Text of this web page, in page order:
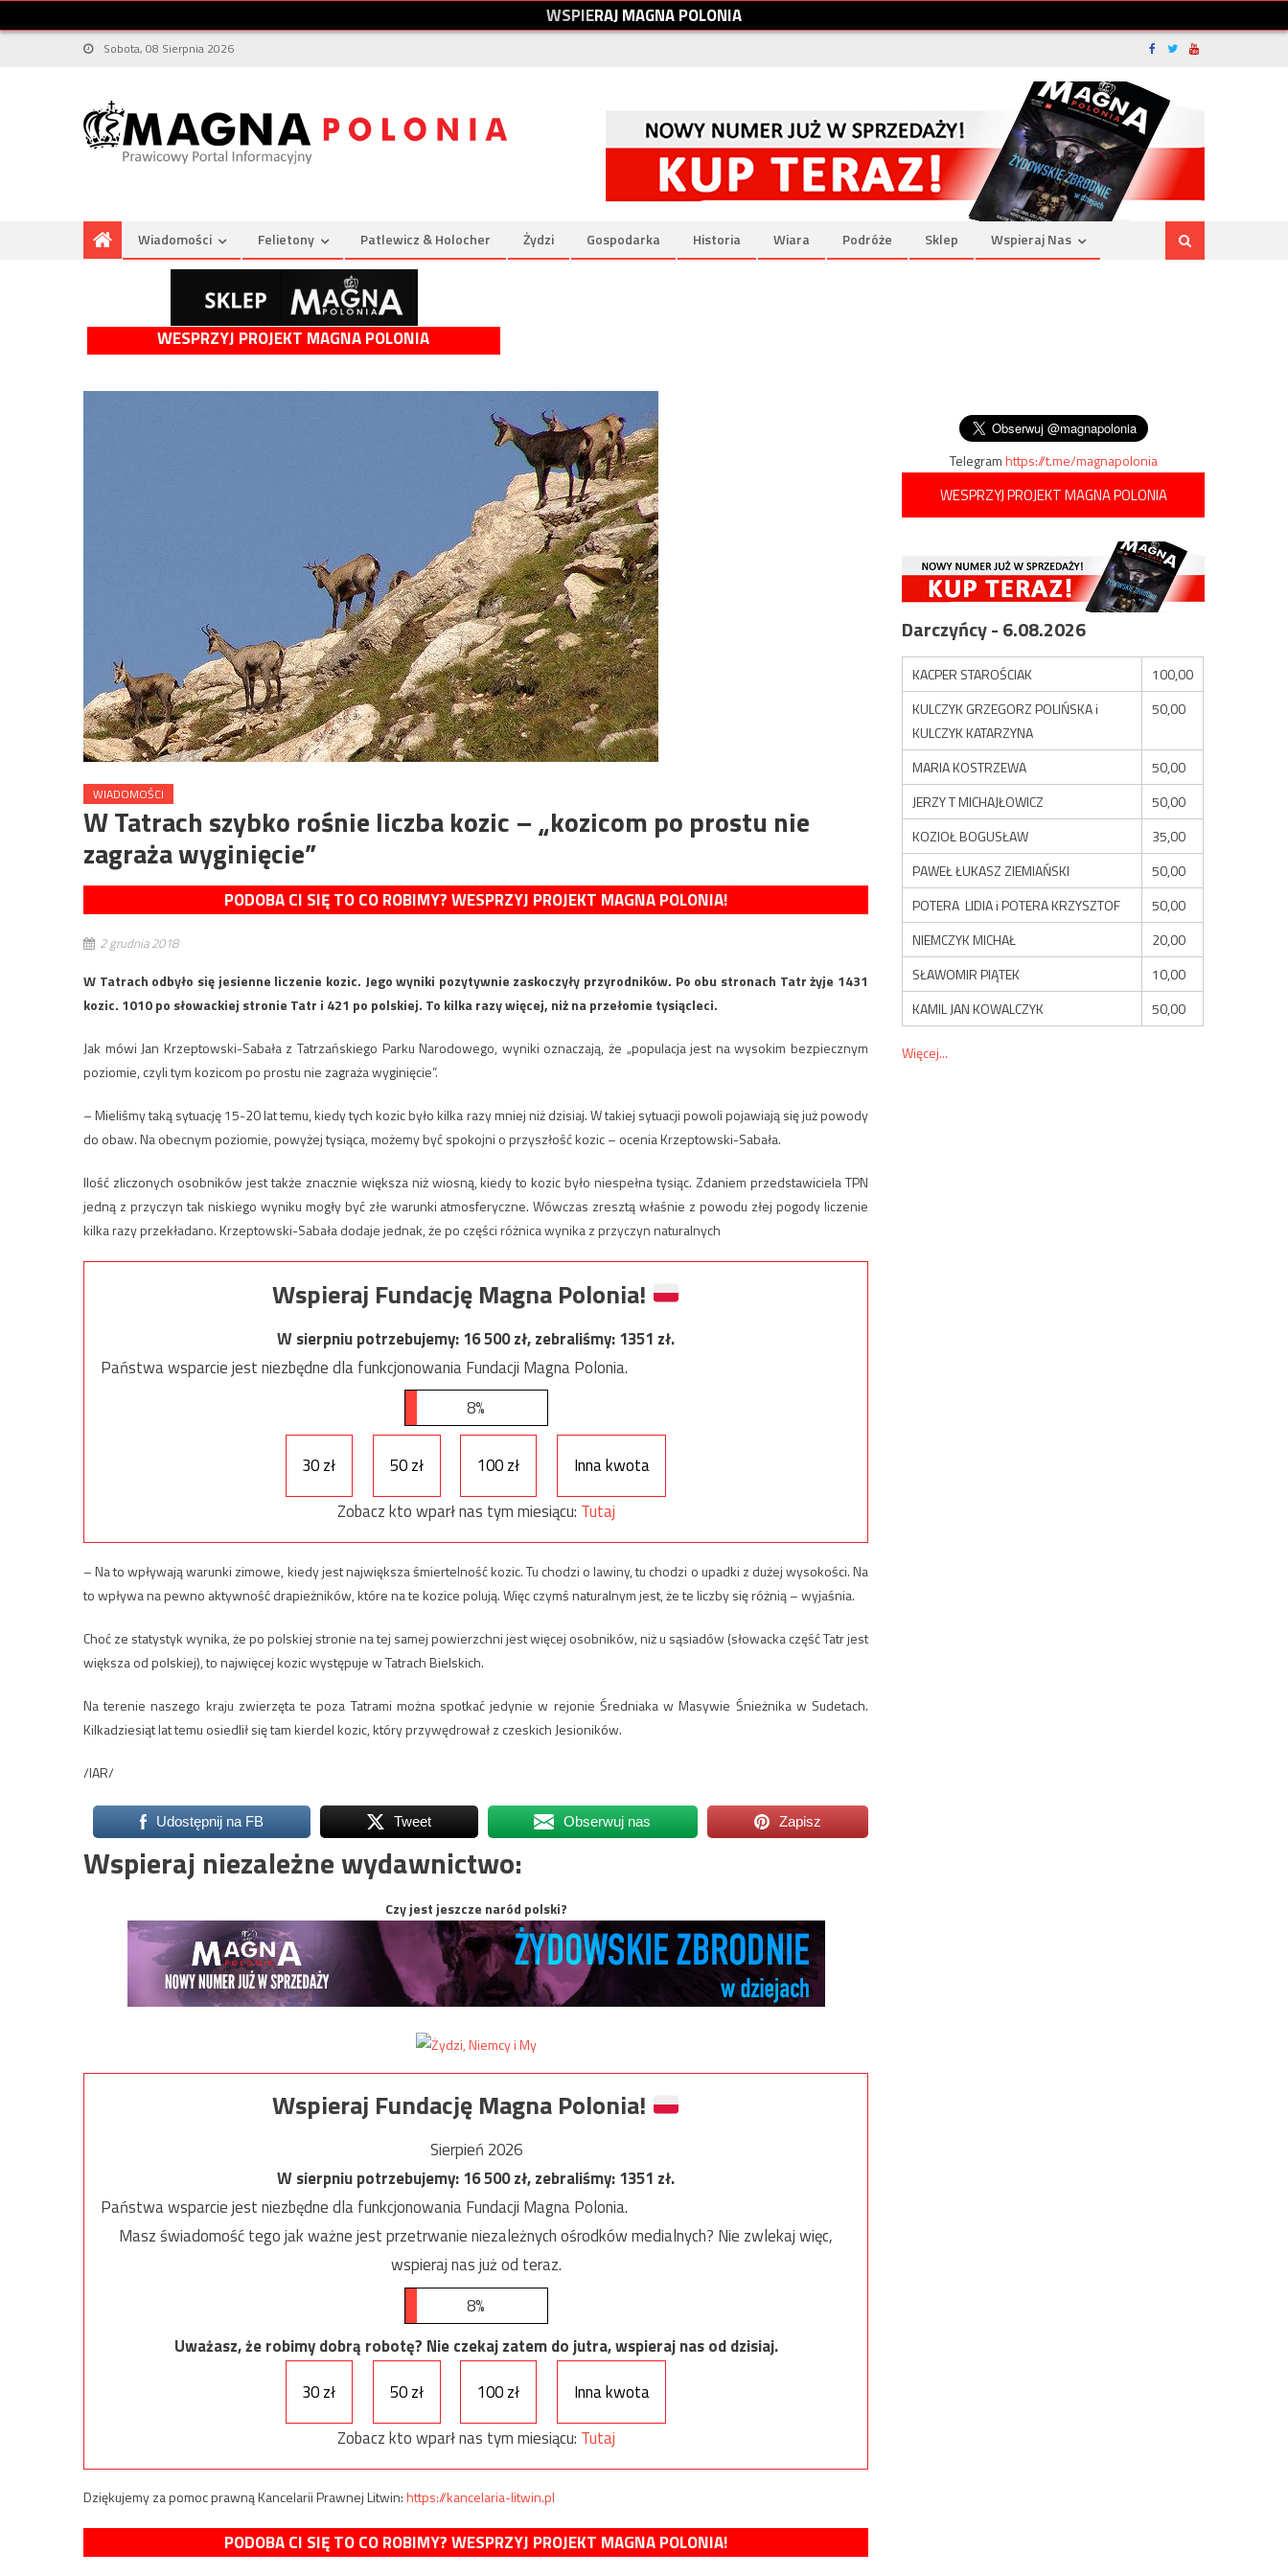
WSPIERAJMAGNAPOLONIA
Sobota, 08 Sierpnia 2026
Wiadomości Felietony Patlewicz & Holocher Żydzi Gospodarka Historia Wiara Podróże Sklep Wspieraj Nas
WESPRZYJ PROJEKT MAGNA POLONIA
WIADOMOŚCI
W Tatrach szybko rośnie liczba kozic – „kozicom po prostu nie
zagraża wyginięcie”
PODOBA CI SIĘ TO CO ROBIMY? WESPRZYJ PROJEKT MAGNA POLONIA!
2 grudnia 2018
W Tatrach odbyło się jesienne liczenie kozic. Jego wyniki pozytywnie zaskoczyły przyrodników. Po obu stronach Tatr żyje 1431
kozic. 1010 po słowackiej stronie Tatr i 421 po polskiej. To kilka razy więcej, niż na przełomie tysiącleci.
Jak mówi Jan Krzeptowski-Sabała z Tatrzańskiego Parku Narodowego, wyniki oznaczają, że „populacja jest na wysokim bezpiecznym
poziomie, czyli tym kozicom po prostu nie zagraża wyginięcie”.
– Mieliśmy taką sytuację 15-20 lat temu, kiedy tych kozic było kilka razy mniej niż dzisiaj. W takiej sytuacji powoli pojawiają się już powody
do obaw. Na obecnym poziomie, powyżej tysiąca, możemy być spokojni o przyszłość kozic – ocenia Krzeptowski-Sabała.
Ilość zliczonych osobników jest także znacznie większa niż wiosną, kiedy to kozic było niespełna tysiąc. Zdaniem przedstawiciela TPN
jedną z przyczyn tak niskiego wyniku mogły być złe warunki atmosferyczne. Wówczas zresztą właśnie z powodu złej pogody liczenie
kilka razy przekładano. Krzeptowski-Sabała dodaje jednak, że po części różnica wynika z przyczyn naturalnych
Wspieraj Fundację Magna Polonia!
W sierpniu potrzebujemy:16 500zł, zebraliśmy:1351 zł.
Państwa wsparcie jest niezbędne dla funkcjonowania Fundacji Magna Polonia.
8%
30 zł 50 zł 100 zł
Inna kwota
Zobacz kto wparł nas tym miesiącu: Tutaj
– Na to wpływają warunki zimowe, kiedy jest największa śmiertelność kozic. Tu chodzi o lawiny, tu chodzi o upadki z dużej wysokości. Na
to wpływa na pewno aktywność drapieżników, które na te kozice polują. Więc czymś naturalnym jest, że te liczby się różnią – wyjaśnia.
Choć ze statystyk wynika, że po polskiej stronie na tej samej powierzchni jest więcej osobników, niż u sąsiadów (słowacka część Tatr jest
większa od polskiej), to najwięcej kozic występuje w Tatrach Bielskich.
Na terenie naszego kraju zwierzęta te poza Tatrami można spotkać jedynie w rejonie Średniaka w Masywie Śnieżnika w Sudetach.
Kilkadziesiąt lat temu osiedlił się tam kierdel kozic, który przywędrował z czeskich Jesioników.
/IAR/
Udostępnij na FB Tweet Obserwuj nas Zapisz
Wspieraj niezależne wydawnictwo:
Czy jest jeszcze naród polski?
Wspieraj Fundację Magna Polonia!
Sierpień 2026
W sierpniu potrzebujemy:16 500zł, zebraliśmy:1351 zł.
Państwa wsparcie jest niezbędne dla funkcjonowania Fundacji Magna Polonia.
Masz świadomość tego jak ważne jest przetrwanie niezależnych ośrodków medialnych? Nie zwlekaj więc,
wspieraj nas już od teraz.
8%
Uważasz, że robimy dobrą robotę? Nie czekaj zatem do jutra, wspieraj nas od dzisiaj.
30 zł
50 zł 100 zł
Inna kwota
Zobacz kto wparł nas tym miesiącu: Tutaj
Dziękujemy za pomoc prawną Kancelarii Prawnej Litwin:https://kancelaria-litwin.pl
PODOBA CI SIĘ TO CO ROBIMY? WESPRZYJ PROJEKT MAGNA POLONIA!
Telegramhttps://t.me/magnapolonia
WESPRZYJ PROJEKT MAGNA POLONIA
Darczyńcy - 6.08.2026
KACPER STAROŚCIAK
100,00
KULCZYK GRZEGORZ POLIŃSKA i
KULCZYK KATARZYNA
50,00
MARIA KOSTRZEWA
50,00
JERZY T MICHAJŁOWICZ
50,00
KOZIOŁ BOGUSŁAW
35,00
PAWEŁ ŁUKASZ ZIEMIAŃSKI
50,00
POTERA LIDIA i POTERA KRZYSZTOF
50,00
NIEMCZYK MICHAŁ
20,00
SŁAWOMIR PIĄTEK
10,00
KAMIL JAN KOWALCZYK
50,00
Więcej...